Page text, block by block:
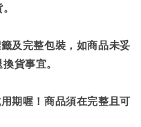
及完整包裝，如商品未妥
貨事宜。
期喔！商品須在完整且可